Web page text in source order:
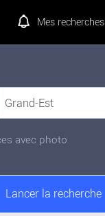
Mes recherches
avec photo